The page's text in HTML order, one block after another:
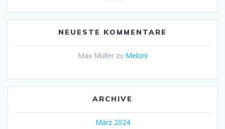
NEUESTE KOMMENTARE
Max Müllerzu Meloni
ARCHIVE
März 2024